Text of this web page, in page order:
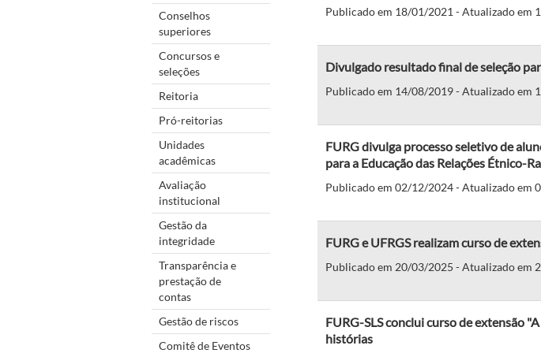
Conselhos
superiores
Concursos e
seleções
Reitoria
Pró-reitorias
Unidades
acadêmicas
Avaliação
institucional
Gestão da
integridade
Transparência e
prestação de
contas
Gestão de riscos
Comitê de Eventos
Publicado em 18/01/2021 - Atualizado em
Divulgado resultado final de seleção
Publicado em 14/08/2019 - Atualizado em
FURG divulga processo seletivo de
para a Educação das Relações Étnico-
Publicado em 02/12/2024 - Atualizado em
FURG e UFRGS realizam curso de
Publicado em 20/03/2025 - Atualizado em
FURG-SLS conclui curso de extensão
histórias